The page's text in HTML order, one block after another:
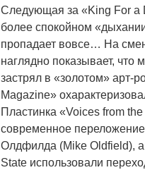
Следующая за «King For a
более спокойном
пропадает вовсе… На
наглядно показывает,
застрял в «золотом» арт-
Magazine»
Пластинка «Voices from
современное
Олдфилда (Mike Oldfield),
State использовали